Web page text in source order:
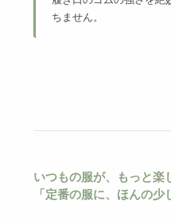
ちません。
いつもの服が、もっと楽
「定番の服に、ほんの